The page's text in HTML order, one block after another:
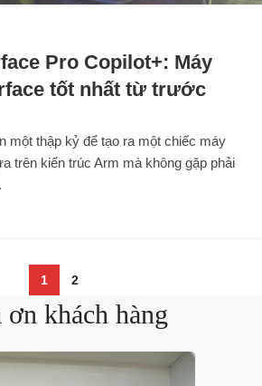
Pro Copilot+: Máy
tốt nhất từ trước
một thập kỷ để tạo ra một chiếc máy
trên kiến trúc Arm mà không gặp phải
1 2
ơn khách hàng